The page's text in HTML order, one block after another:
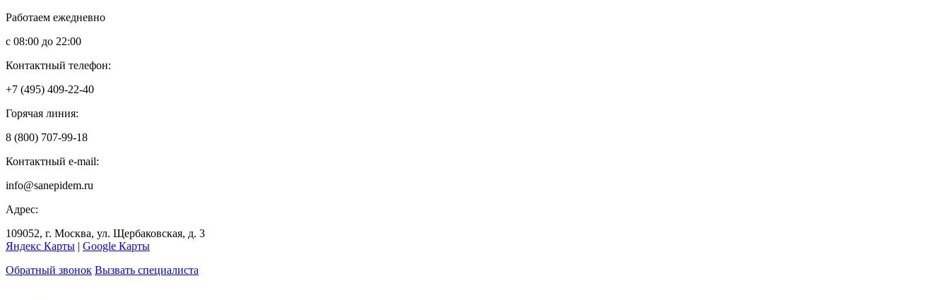
Работаем ежедневно
с 08:00 до 22:00
Контактный телефон:
+7 (495) 409-22-40
Горячая линия:
8 (800) 707-99-18
Контактный e-mail:
info@sanepidem.ru
Адрес:
109052, г. Москва, ул. Щербаковская, д. 3
Яндекс Карты | Google Карты
Обратный звонок Вызвать специалиста